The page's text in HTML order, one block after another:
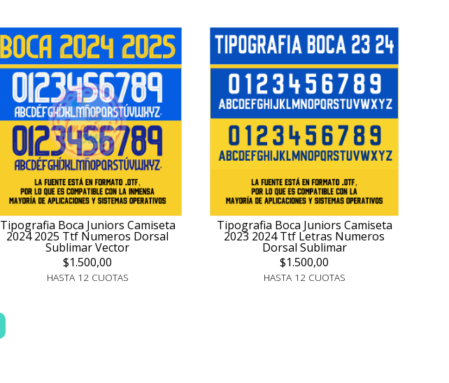
Tipografia Boca Juniors Camiseta
2024 2025 Ttf Numeros Dorsal
Sublimar Vector
$1.500,00
HASTA 12 CUOTAS
Tipografia Boca Juniors Camiseta
2023 2024 Ttf Letras Numeros
Dorsal Sublimar
$1.500,00
HASTA 12 CUOTAS